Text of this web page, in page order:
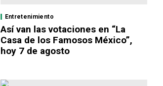
Entretenimiento
Así van las votaciones en “La
Casa de los Famosos México”,
hoy 7 de agosto